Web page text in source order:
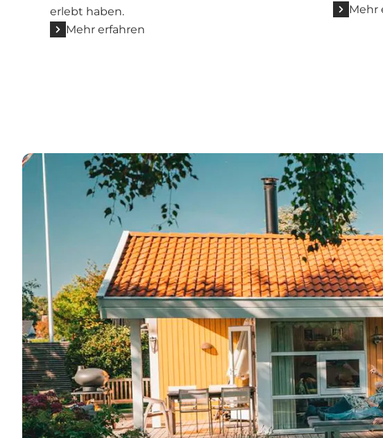
erlebt haben.
Mehr erfahren
Mehr
Ferienhaus von Feriepartner Møn-Stevns